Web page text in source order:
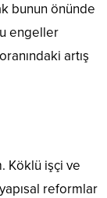
bunun önünde
engeller
artış
Köklü işçi ve
reformlar